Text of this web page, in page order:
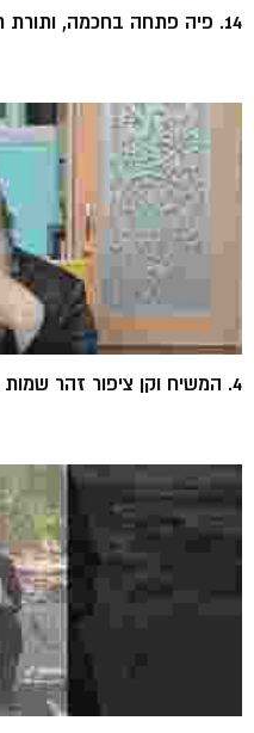
14. פיה פתחה בחכמה, ותורת חסד על לשונה. זוהר תולדות –...
4. המשיח וקן ציפור זהר שמות – תע"ס חלק י"ג |...